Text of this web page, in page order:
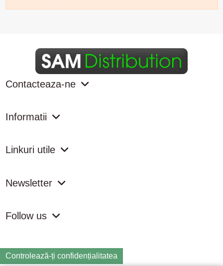
Contacteaza-ne
Informatii
Linkuri utile
Newsletter
Follow us
Controlează-ți confidențialitatea